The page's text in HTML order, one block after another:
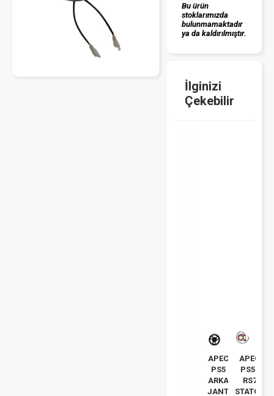
Bu ürün
stoklarımızda
bulunmamaktadır
ya da kaldırılmıştır.
İlginizi
Çekebilir
APEC
PS5
ARKA
JANT
APEC
PS5-
RS7
STATOR